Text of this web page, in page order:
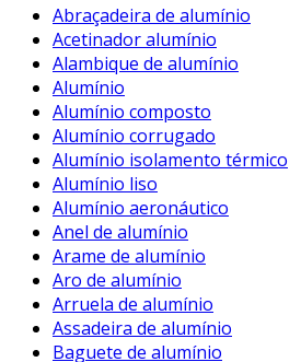
principais, destacam-se:
Eficiência na Limpeza
agir rapidamente, removem
contaminantes sem danificar a
do alumínio.
Versatilidade: Podem ser
diversos setores, incluindo
aeronauta e fabricação de
Não Corrosivos: A maioria dos
desengraxantes é formulada
corrosiva, preservando a
alumínio.
Abraçadeira de alumínio
Acetinador alumínio
Alambique de alumínio
Alumínio
Alumínio composto
Alumínio corrugado
Alumínio isolamento térmico
Alumínio liso
Alumínio aeronáutico
Anel de alumínio
Arame de alumínio
Aro de alumínio
Arruela de alumínio
Assadeira de alumínio
Baguete de alumínio